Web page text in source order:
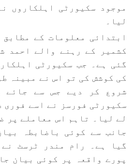
موجود سکیورٹی اہلکاروں
لیا۔
ابتدائی معلومات کے
کشمیر کے رہنے والے احمد
گئی ہے۔ جب سکیورٹی
کی کوشش کی تو اس نے مبینہ
شروع کر دیے جس سے جائے
سکیورٹی فورسز نے اسے فوری
لے لیا۔ تاہم اس معاملے پر
جانب سے کوئی باضابطہ
گیا ہے۔ رام مندر ٹرسٹ
پورے واقعہ پر کوئی بیان